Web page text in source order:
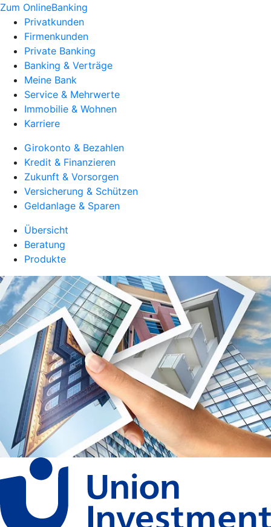
Zum OnlineBanking
Privatkunden
Firmenkunden
Private Banking
Banking & Verträge
Meine Bank
Service & Mehrwerte
Immobilie & Wohnen
Karriere
Girokonto & Bezahlen
Kredit & Finanzieren
Zukunft & Vorsorgen
Versicherung & Schützen
Geldanlage & Sparen
Übersicht
Beratung
Produkte